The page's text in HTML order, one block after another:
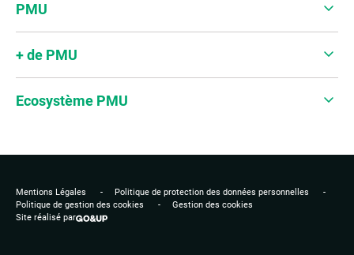
PMU
+ de PMU
Ecosystème PMU
Mentions Légales
Politique de protection des données personnelles
Politique de gestion des cookies
Gestion des cookies
Site réalisé par